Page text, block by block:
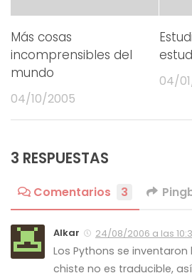
Más cosas
incomprensibles del
mundo
04/10/2005
04/
3 RESPUESTAS
Comentarios 3
Alkar 24/08/2006 a las
Los Pythons se
chiste no es traducible,